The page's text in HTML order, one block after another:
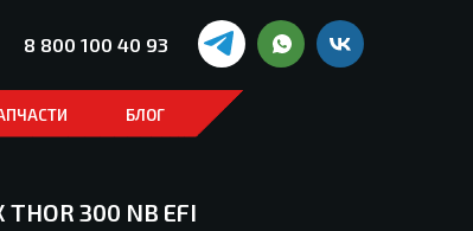
БЛОГ
8 800 100 40 93
300 NB EFI